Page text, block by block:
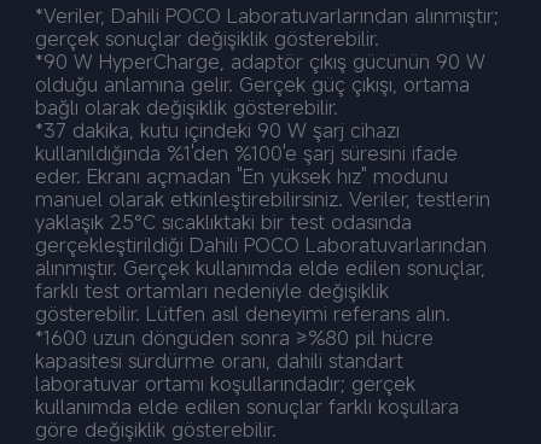
*Veriler, Dahili POCO Laboratuvarlarından alınmıştır;
gerçek sonuçlar değişiklik gösterebilir.
*90 W HyperCharge, adaptör çıkış gücünün 90 W
olduğu anlamına gelir. Gerçek güç çıkışı, ortama
bağlı olarak değişiklik gösterebilir.
*37 dakika, kutu içindeki 90 W şarj cihazı
kullanıldığında %1'den %100'e şarj süresini ifade
eder. Ekranı açmadan "En yüksek hız" modunu
manuel olarak etkinleştirebilirsiniz. Veriler, testlerin
yaklaşık 25°C sıcaklıktaki bir test odasında
gerçekleştirildiği Dahili POCO Laboratuvarlarından
alınmıştır. Gerçek kullanımda elde edilen sonuçlar,
farklı test ortamları nedeniyle değişiklik
gösterebilir. Lütfen asıl deneyimi referans alın.
*1600 uzun döngüden sonra ≥%80 pil hücre
kapasitesi sürdürme oranı, dahili standart
laboratuvar ortamı koşullarındadır; gerçek
kullanımda elde edilen sonuçlar farklı koşullara
göre değişiklik gösterebilir.